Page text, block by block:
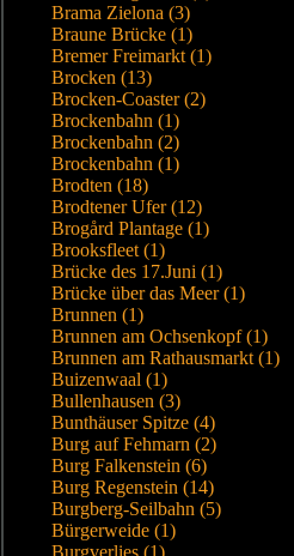
Brama Zielona (3)
Braune Brücke (1)
Bremer Freimarkt (1)
Brocken (13)
Brocken-Coaster (2)
Brockenbahn (1)
Brockenbahn (2)
Brockenbahn (1)
Brodten (18)
Brodtener Ufer (12)
Brogård Plantage (1)
Brooksfleet (1)
Brücke des 17.Juni (1)
Brücke über das Meer (1)
Brunnen (1)
Brunnen am Ochsenkopf (1)
Brunnen am Rathausmarkt (1)
Buizenwaal (1)
Bullenhausen (3)
Bunthäuser Spitze (4)
Burg auf Fehmarn (2)
Burg Falkenstein (6)
Burg Regenstein (14)
Burgberg-Seilbahn (5)
Bürgerweide (1)
Burgverlies (1)